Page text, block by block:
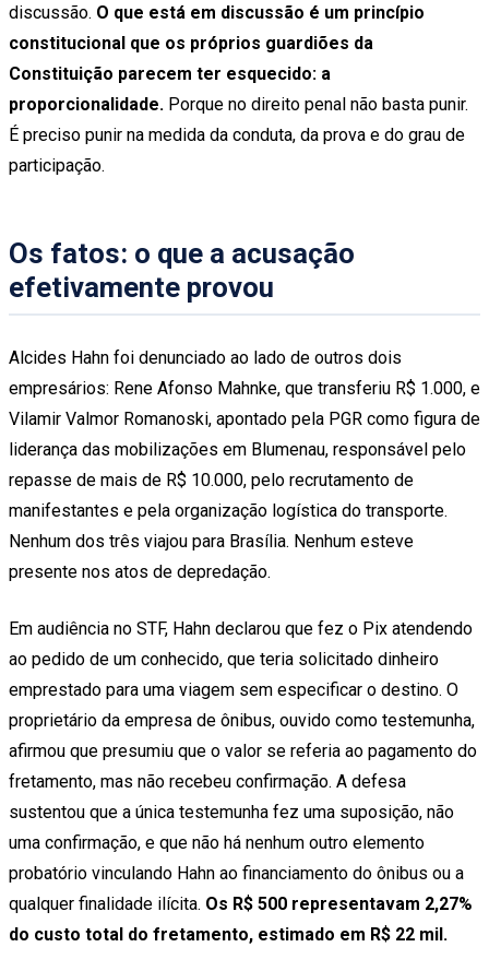
discussão. O que está em discussão é um princípio
constitucional que os próprios guardiões da
Constituição parecem ter esquecido: a
proporcionalidade. Porque no direito penal não basta punir.
É preciso punir na medida da conduta, da prova e do grau de
participação.
Os fatos: o que a acusação
efetivamente provou
Alcides Hahn foi denunciado ao lado de outros dois
empresários: Rene Afonso Mahnke, que transferiu R$ 1.000, e
Vilamir Valmor Romanoski, apontado pela PGR como figura de
liderança das mobilizações em Blumenau, responsável pelo
repasse de mais de R$ 10.000, pelo recrutamento de
manifestantes e pela organização logística do transporte.
Nenhum dos três viajou para Brasília. Nenhum esteve
presente nos atos de depredação.
Em audiência no STF, Hahn declarou que fez o Pix atendendo
ao pedido de um conhecido, que teria solicitado dinheiro
emprestado para uma viagem sem especificar o destino. O
proprietário da empresa de ônibus, ouvido como testemunha,
afirmou que presumiu que o valor se referia ao pagamento do
fretamento, mas não recebeu confirmação. A defesa
sustentou que a única testemunha fez uma suposição, não
uma confirmação, e que não há nenhum outro elemento
probatório vinculando Hahn ao financiamento do ônibus ou a
qualquer finalidade ilícita. Os R$ 500 representavam 2,27%
do custo total do fretamento, estimado em R$ 22 mil.